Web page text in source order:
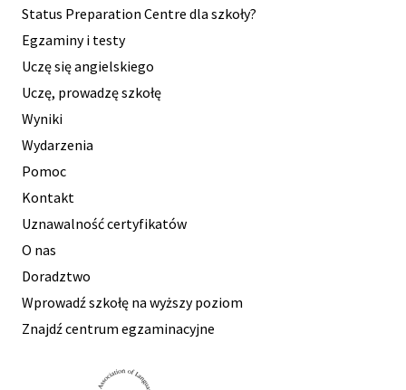
Status Preparation Centre dla szkoły?
Egzaminy i testy
Uczę się angielskiego
Uczę, prowadzę szkołę
Wyniki
Wydarzenia
Pomoc
Kontakt
Uznawalność certyfikatów
O nas
Doradztwo
Wprowadź szkołę na wyższy poziom
Znajdź centrum egzaminacyjne